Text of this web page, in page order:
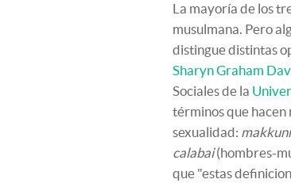
La mayoría de los
musulmana. Pero
distingue distintas
Sharyn Graham
Sociales de la
términos que hacen
sexualidad:
calabai(hombres-
que "estas